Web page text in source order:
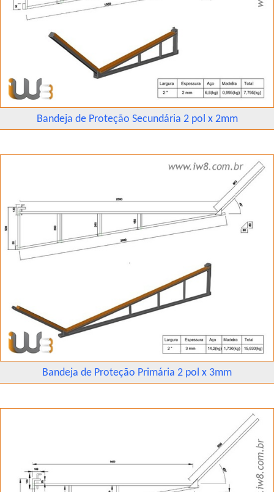
Bandeja de Proteção Secundária 2 pol x 2mm
Bandeja de Proteção Primária 2 pol x 3mm